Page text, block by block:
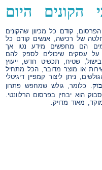
היום
קודם כל מכיוון שהקונים
של רכישה, אנשים קודם כל
הם מחפשים מידע נטו אך
על עסקים שיכולים לספק להם
שטיח, תכשיט חדש, ייעוץ
או מוצר מדובר, הכל מתחיל
ניתן ליצור קמפיין דיגיטלי
. כלומר, גולש שמחפש פתרון
הוא יבחין בפרסום הרלוונטי.
מאוד מדויק.